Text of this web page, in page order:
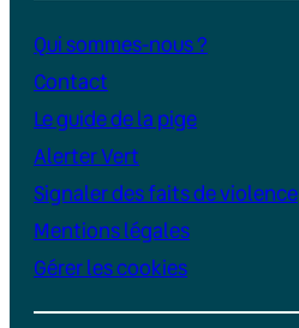
Qui sommes-nous ?
Contact
Le guide de la pige
Alerter Vert
Signaler des faits de violence
Mentions légales
Gérer les cookies